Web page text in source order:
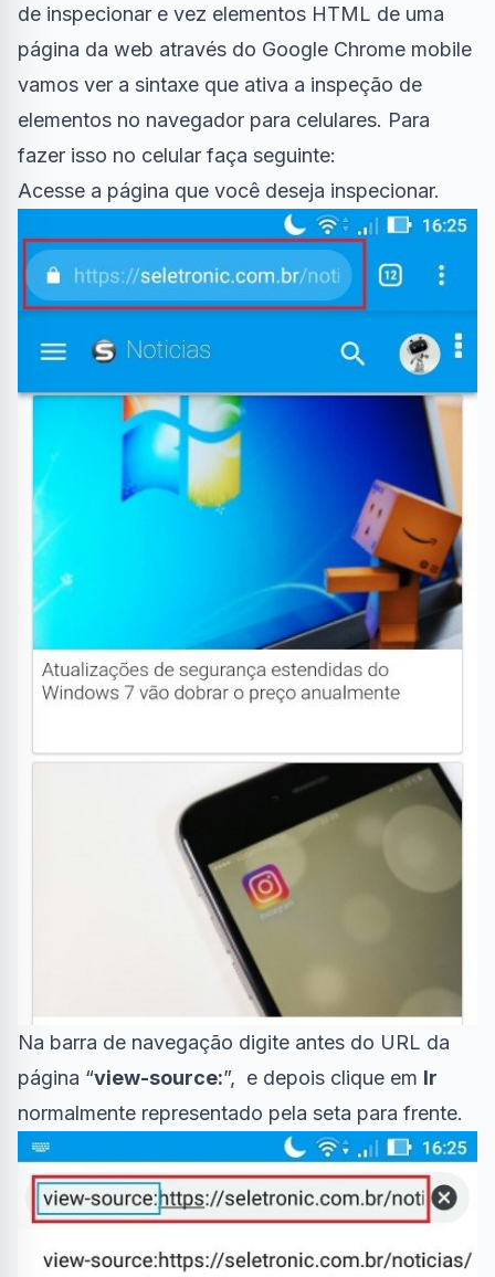
de inspecionar e vez elementos HTML de uma
página da web através do Google Chrome mobile
vamos ver a sintaxe que ativa a inspeção de
elementos no navegador para celulares. Para
fazer isso no celular faça seguinte:
Acesse a página que você deseja inspecionar.
Na barra de navegação digite antes do URL da
página “view-source:”, e depois clique em Ir
normalmente representado pela seta para frente.